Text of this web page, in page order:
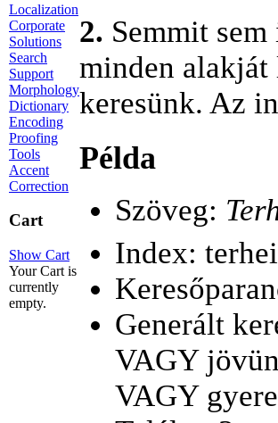
Localization
Corporate
Solutions
Search
Support
Morphology
Dictionary
Encoding
Proofing
Tools
Accent
Correction
Cart
Show Cart
Your Cart is
currently
empty.
2. Semmit
minden alakját
keresünk. Az
Példa
Szöveg:
Index:
Generált
VAGY
VAGY